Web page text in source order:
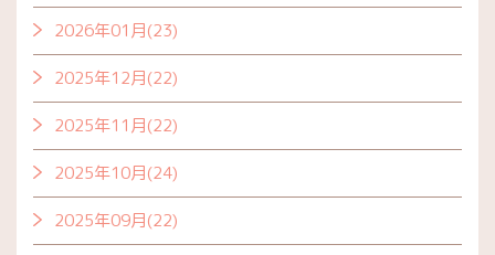
2026年01月(23)
2025年12月(22)
2025年11月(22)
2025年10月(24)
2025年09月(22)